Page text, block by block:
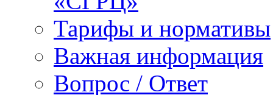
Тарифы и нормативы
Важная информация
Вопрос / Ответ